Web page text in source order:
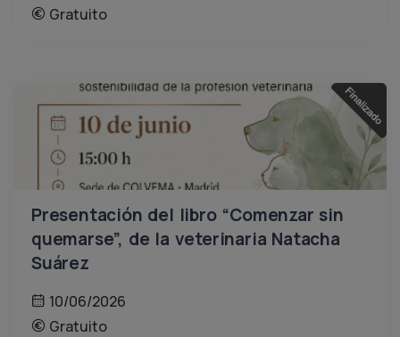
Gratuito
Presentación del libro “Comenzar sin
quemarse”, de la veterinaria Natacha
Suárez
10/06/2026
Gratuito